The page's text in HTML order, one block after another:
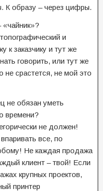
К образу – через цифры.
и
заказчику и тут же
говорить, или тут же
не срастется, не мой это
не обязан уметь
времени?
не должен!
все, по
Не каждая продажа
клиент – твой! Если
крупных проектов,
принтер